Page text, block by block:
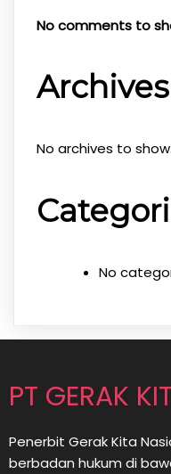
No comments to
Archives
No archives to show.
No
PT GERAK
Penerbit Gerak Kita
berbadan hukum di